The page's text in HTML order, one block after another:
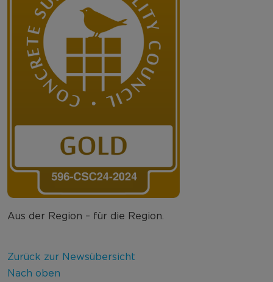
Aus der Region – für die Region.
Zurück zur Newsübersicht
Nach oben